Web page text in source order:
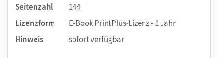
Seitenzahl
144
Lizenzform
E-Book PrintPlus-Lizenz - 1 Jahr
Hinweis
sofort verfügbar